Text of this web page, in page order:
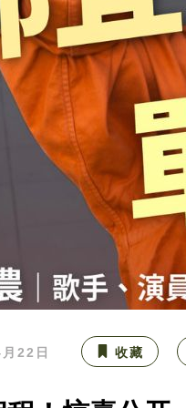
22日 收藏